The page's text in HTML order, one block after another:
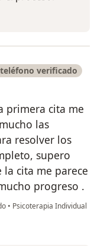
verificado
primera cita me
las
resolver los
supero
la cita me parece
progreso .
• Psicoterapia Individual